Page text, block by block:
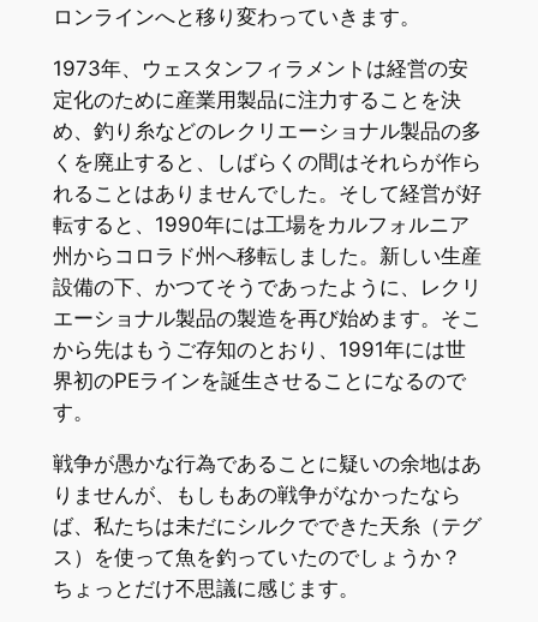
ロンラインへと移り変わっていきます。
1973年、ウェスタンフィラメントは経営の安
定化のために産業用製品に注力することを決
め、釣り糸などのレクリエーショナル製品の多
くを廃止すると、しばらくの間はそれらが作ら
れることはありませんでした。そして経営が好
転すると、1990年には工場をカルフォルニア
州からコロラド州へ移転しました。新しい生産
設備の下、かつてそうであったように、レクリ
エーショナル製品の製造を再び始めます。そこ
から先はもうご存知のとおり、1991年には世
界初のPEラインを誕生させることになるので
す。
戦争が愚かな行為であることに疑いの余地はあ
りませんが、もしもあの戦争がなかったなら
ば、私たちは未だにシルクでできた天糸（テグ
ス）を使って魚を釣っていたのでしょうか？
ちょっとだけ不思議に感じます。